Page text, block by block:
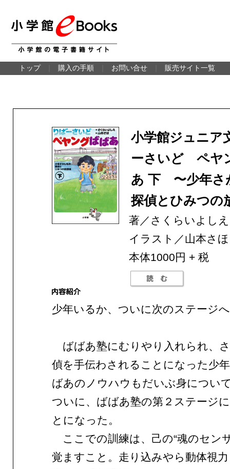
トップ 購入の手順 お問い合せ 販売サイト一覧
小学館ジュニ
ーさいど ペヤ
あ 下 〜少年さ
探偵とひみつの
著／さくらいよしえ
イラスト／山本さほ
本体1000円 + 税
少年いるか、ついに次のステージ
ばばあ塾にむりやり入れられ、
偵を手伝わされることになった少
ばあのノウハウもだいぶ身につい
ついに、ばばあ塾の第２ステージ
とになった。
ここでの訓練は、己の“魂のセン
覚ますこと。走り込みやら動体視